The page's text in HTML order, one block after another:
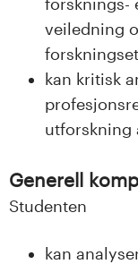
veiledning
kan kritisk
utforskning
Generell
Studenten
kan